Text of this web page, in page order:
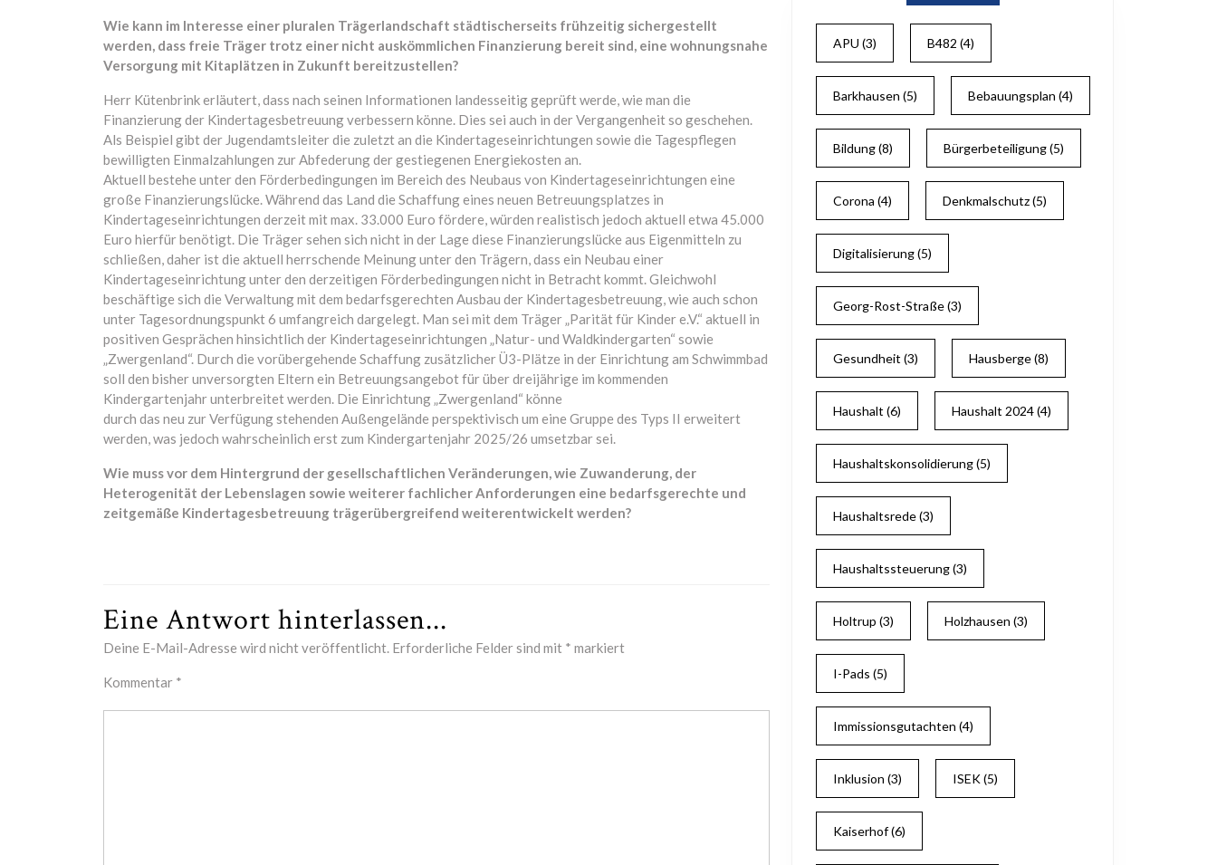
Wie kann im Interesse einer pluralen Trägerlandschaft städtischerseits frühzeitig sichergestellt
werden, dass freie Träger trotz einer nicht auskömmlichen Finanzierung bereit sind, eine wohnungsnahe
Versorgung mit Kitaplätzen in Zukunft bereitzustellen?
Herr Kütenbrink erläutert, dass nach seinen Informationen landesseitig geprüft werde, wie man die
Finanzierung der Kindertagesbetreuung verbessern könne. Dies sei auch in der Vergangenheit so geschehen.
Als Beispiel gibt der Jugendamtsleiter die zuletzt an die Kindertageseinrichtungen sowie die Tagespflegen
bewilligten Einmalzahlungen zur Abfederung der gestiegenen Energiekosten an.
Aktuell bestehe unter den Förderbedingungen im Bereich des Neubaus von Kindertageseinrichtungen eine
große Finanzierungslücke. Während das Land die Schaffung eines neuen Betreuungsplatzes in
Kindertageseinrichtungen derzeit mit max. 33.000 Euro fördere, würden realistisch jedoch aktuell etwa 45.000
Euro hierfür benötigt. Die Träger sehen sich nicht in der Lage diese Finanzierungslücke aus Eigenmitteln zu
schließen, daher ist die aktuell herrschende Meinung unter den Trägern, dass ein Neubau einer
Kindertageseinrichtung unter den derzeitigen Förderbedingungen nicht in Betracht kommt. Gleichwohl
beschäftige sich die Verwaltung mit dem bedarfsgerechten Ausbau der Kindertagesbetreuung, wie auch schon
unter Tagesordnungspunkt 6 umfangreich dargelegt. Man sei mit dem Träger „Parität für Kinder e.V.“ aktuell in
positiven Gesprächen hinsichtlich der Kindertageseinrichtungen „Natur- und Waldkindergarten“ sowie
„Zwergenland“. Durch die vorübergehende Schaffung zusätzlicher Ü3-Plätze in der Einrichtung am Schwimmbad
soll den bisher unversorgten Eltern ein Betreuungsangebot für über dreijährige im kommenden
Kindergartenjahr unterbreitet werden. Die Einrichtung „Zwergenland“ könne
durch das neu zur Verfügung stehenden Außengelände perspektivisch um eine Gruppe des Typs II erweitert
werden, was jedoch wahrscheinlich erst zum Kindergartenjahr 2025/26 umsetzbar sei.
Wie muss vor dem Hintergrund der gesellschaftlichen Veränderungen, wie Zuwanderung, der
Heterogenität der Lebenslagen sowie weiterer fachlicher Anforderungen eine bedarfsgerechte und
zeitgemäße Kindertagesbetreuung trägerübergreifend weiterentwickelt werden?
Eine Antwort hinterlassen...
Deine E-Mail-Adresse wird nicht veröffentlicht. Erforderliche Felder sind mit * markiert
Kommentar *
APU (3) B482 (4)
Barkhausen (5) Bebauungsplan (4)
Bildung(8) Bürgerbeteiligung(5)
Corona (4) Denkmalschutz(5)
Digitalisierung(5)
Georg-Rost-Straße(3)
Gesundheit (3) Hausberge(8)
Haushalt (6) Haushalt 2024(4)
Haushaltskonsolidierung(5)
Haushaltsrede(3)
Haushaltssteuerung(3)
Holtrup (3) Holzhausen (3)
I-Pads (5)
Immissionsgutachten (4)
Inklusion (3) ISEK(5)
Kaiserhof(6)